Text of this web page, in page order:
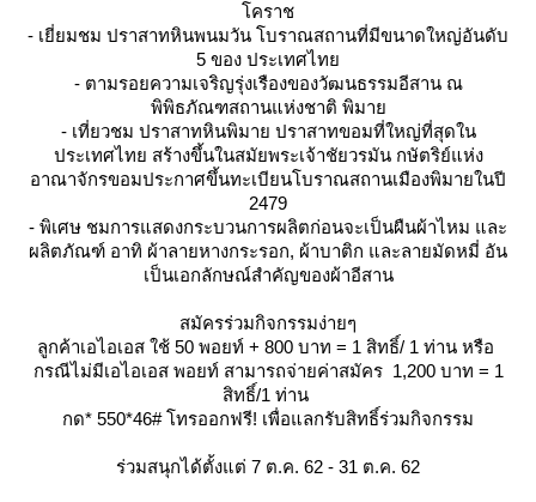
คราช
- เยี่ยมชม ปราสาทหินพนมวัน โบราณสถานที่มีขนาดใหญ่อันดับ
5 ของ ประเทศไท
- ตามรอยความเจริญรุ่งเรืองของวัฒนธรรมอีสาน ณ
พิพิธภัณฑสถานแห่งชาติ พิมา
- เที่ยวชม ปราสาทหินพิมาย ปราสาทขอมที่ใหญ่ที่สุดใน
ประเทศไทย สร้างขึ้นในสมัยพระเจ้าชัยวรมัน กษัตริย์แห่ง
อาณาจักรขอมประกาศขึ้นทะเบียนโบราณสถานเมืองพิมายในปี
2479
- พิเศษ ชมการแสดงกระบวนการผลิตก่อนจะเป็นผืนผ้าไหม และ
ผลิตภัณฑ์ อาทิ ผ้าลายหางกระรอก, ผ้าบาติก และลายมัดหมี่ อัน
เป็นเอกลักษณ์สำคัญของผ้าอีสาน
สมัครร่วมกิจกรรมง่ายๆ
ลูกค้าเอไอเอส ใช้ 50 พอยท์ + 800 บาท = 1 สิทธิ์/ 1 ท่าน หรือ
กรณีไม่มีเอไอเอส พอยท์ สามารถจ่ายค่าสมัคร 1,200 บาท = 1
สิทธิ์/1 ท่าน
กด* 550*46# โทรออกฟรี! เพื่อแลกรับสิทธิ์ร่วมกิจกรรม
ร่วมสนุกได้ตั้งแต่ 7 ต.ค. 62 - 31 ต.ค. 62